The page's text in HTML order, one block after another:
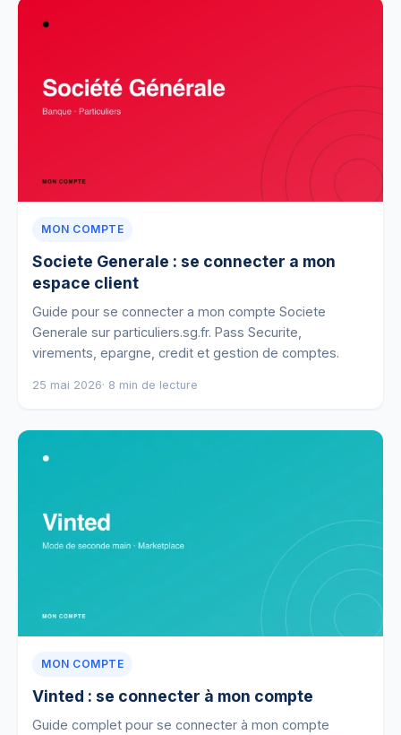
MON COMPTE
Societe Generale : se connecter a mon
espace client
Guide pour se connecter a mon compte Societe
Generale sur particuliers.sg.fr. Pass Securite,
virements, epargne, credit et gestion de comptes.
25 mai 2026· 8 min de lecture
MON COMPTE
Vinted : se connecter à mon compte
Guide complet pour se connecter à mon compte